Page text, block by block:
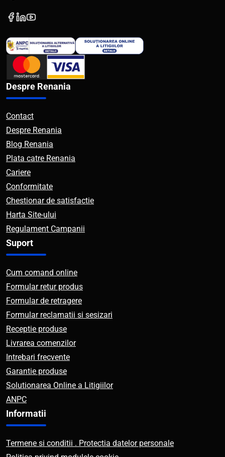
Despre Renania
Contact
Despre Renania
Blog Renania
Plata catre Renania
Cariere
Conformitate
Chestionar de satisfactie
Harta Site-ului
Regulament Campanii
Suport
Cum comand online
Formular retur produs
Formular de retragere
Formular reclamatii si sesizari
Receptie produse
Livrarea comenzilor
Intrebari frecvente
Garantie produse
Solutionarea Online a Litigiilor
ANPC
Informatii
Termene si conditii . Protectia datelor personale